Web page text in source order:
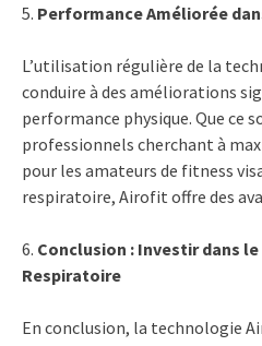
5. Performance Améliorée
L’utilisation régulière de la
conduire à des améliorations
performance physique. Que ce
professionnels cherchant à
pour les amateurs de fitness
respiratoire, Airofit offre des
6. Conclusion : Investir dans
Respiratoire
En conclusion, la technologie